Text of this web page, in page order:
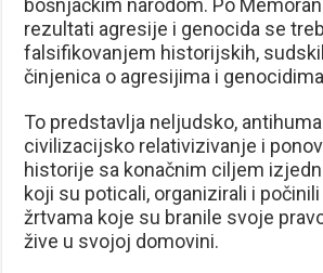
bošnjačkim narodom. Po
rezultati agresije i genocida se
falsifikovanjem historijskih,
činjenica o agresijima i
To predstavlja neljudsko,
civilizacijsko relativizivanje i
historije sa konačnim ciljem
koji su poticali, organizirali i
žrtvama koje su branile svoje
žive u svojoj domovini.